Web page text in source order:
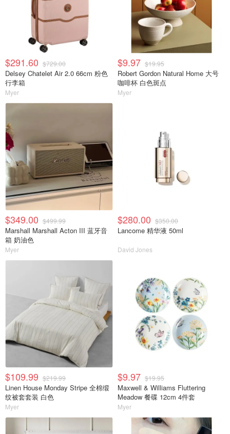
$291.60 $729.00
Delsey Chatelet Air 2.0 66cm 粉色
行李箱
Myer
$9.97 $19.95
Robert Gordon Natural Home 大号
咖啡杯 白色斑点
Myer
$349.00 $499.99
Marshall Marshall Acton III 蓝牙音
箱 奶油色
Myer
$280.00 $350.00
Lancome 精华液 50ml
David Jones
$109.99 $219.99
Linen House Monday Stripe 全棉缎
纹被套套装 白色
Myer
$9.97 $19.95
Maxwell & Williams Fluttering
Meadow 餐碟 12cm 4件套
Myer